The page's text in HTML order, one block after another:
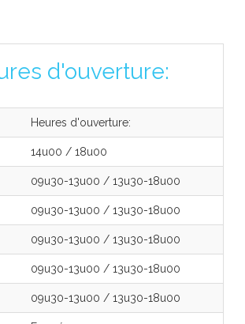
d'ouverture:
Heures d'ouverture:
14u00 /18u00
09u30-13u00 /13u30-18u00
09u30-13u00 /13u30-18u00
09u30-13u00 /13u30-18u00
09u30-13u00 /13u30-18u00
09u30-13u00 /13u30-18u00